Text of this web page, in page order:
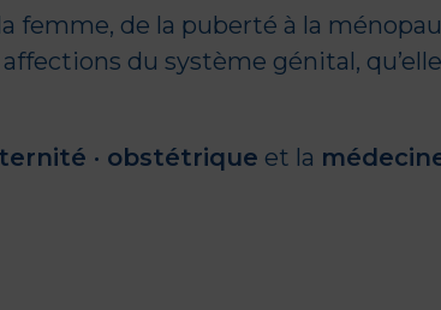
femme, de la puberté à la
du système génital,
· obstétrique et la